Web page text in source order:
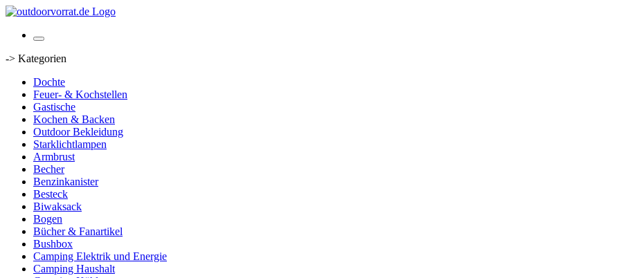
-> Kategorien
Dochte
Feuer- & Kochstellen
Gastische
Kochen & Backen
Outdoor Bekleidung
Starklichtlampen
Armbrust
Becher
Benzinkanister
Besteck
Biwaksack
Bogen
Bücher & Fanartikel
Bushbox
Camping Elektrik und Energie
Camping Haushalt